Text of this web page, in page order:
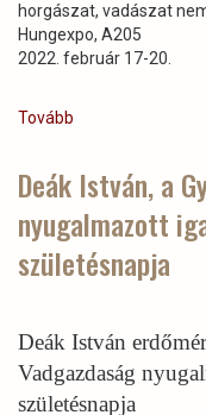
horgászat, vadászat
Hungexpo, A205
2022. február 17-20.
Tovább
FEHOVA
kiállításon
2022.
20)
Deák István, a
nyugalmazott
születésnapja
Deák István
Vadgazdaság
születésnapja